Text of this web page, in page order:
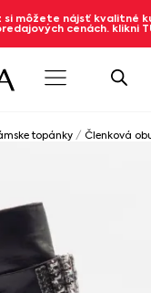
si môžete nájsť kvalitné
cenách. klikni
topánky/ Členková